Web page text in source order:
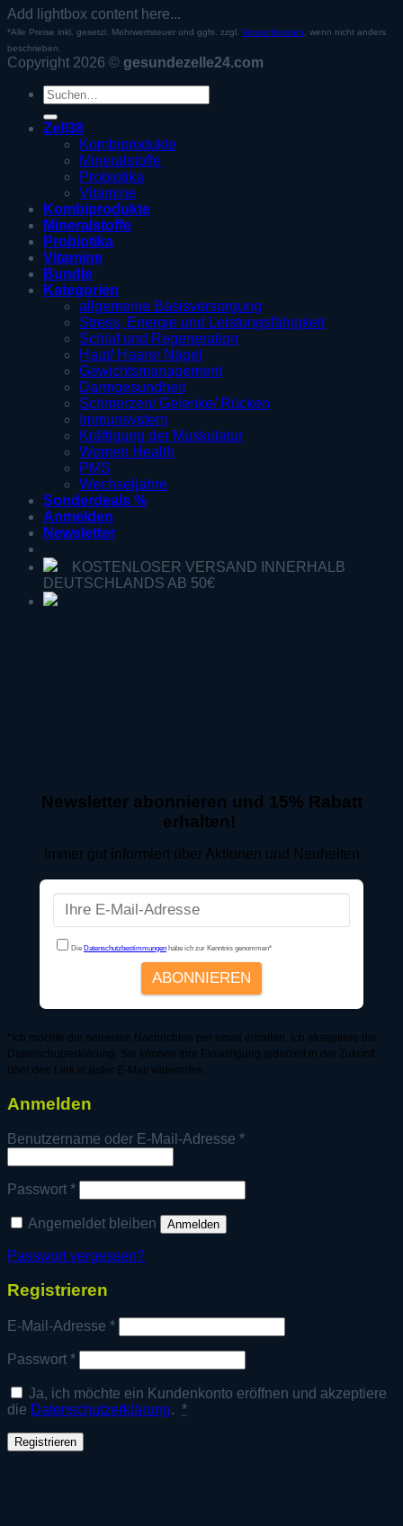
Add lightbox content here...
*Alle Preise inkl. gesetzl. Mehrwertsteuer und ggfs. zzgl. Versandkosten , wenn nicht anders
beschrieben.
Copyright 2026 © gesundezelle24.com
Suche
nach:
Zell38
Kombiprodukte
Mineralstoffe
Probiotika
Vitamine
Kombiprodukte
Mineralstoffe
Probiotika
Vitamine
Bundle
Kategorien
allgemeine Basisversorgung
Stress, Energie und Leistungsfähigkeit
Schlaf und Regeneration
Haut/ Haare/ Nägel
Gewichtsmanagement
Darmgesundheit
Schmerzen/ Gelenke/ Rücken
Immunsystem
Kräftigung der Muskulatur
Women Health
PMS
Wechseljahre
Sonderdeals %
Anmelden
Newsletter
KOSTENLOSER VERSAND INNERHALB
DEUTSCHLANDS AB 50€
Newsletter abonnieren und 15% Rabatt
erhalten!
Immer gut informiert über Aktionen und Neuheiten
*Ich möchte die neuesten Nachrichten per email erhalten. Ich akzeptiere die
Datenschutzerklärung. Sie können Ihre Einwilligung jederzeit in der Zukunft
über den Link in jeder E-Mail widerrufen.
Anmelden
Benutzername oder E-Mail-Adresse *Erforderlich
Passwort *Erforderlich
Angemeldet bleiben Anmelden
Passwort vergessen?
Registrieren
E-Mail-Adresse *Erforderlich
Passwort *Erforderlich
Ja, ich möchte ein Kundenkonto eröffnen und akzeptiere
die Datenschutzerklärung. *
Registrieren